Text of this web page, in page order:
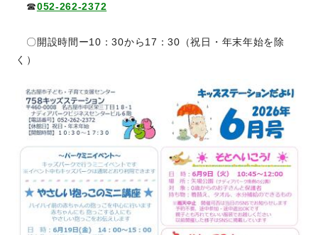
☎052-262-2372
〇開設時間ー10：30から17：30（祝日・年末年始を除
く）